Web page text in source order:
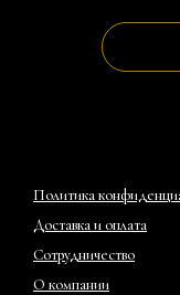
Доставка и оплата
Сотрудничество
О компании
Политика